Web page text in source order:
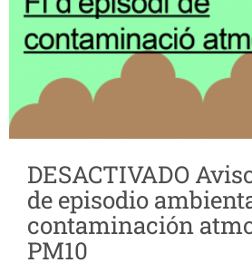
DESACTIVADO
de episodio
contaminación
PM10